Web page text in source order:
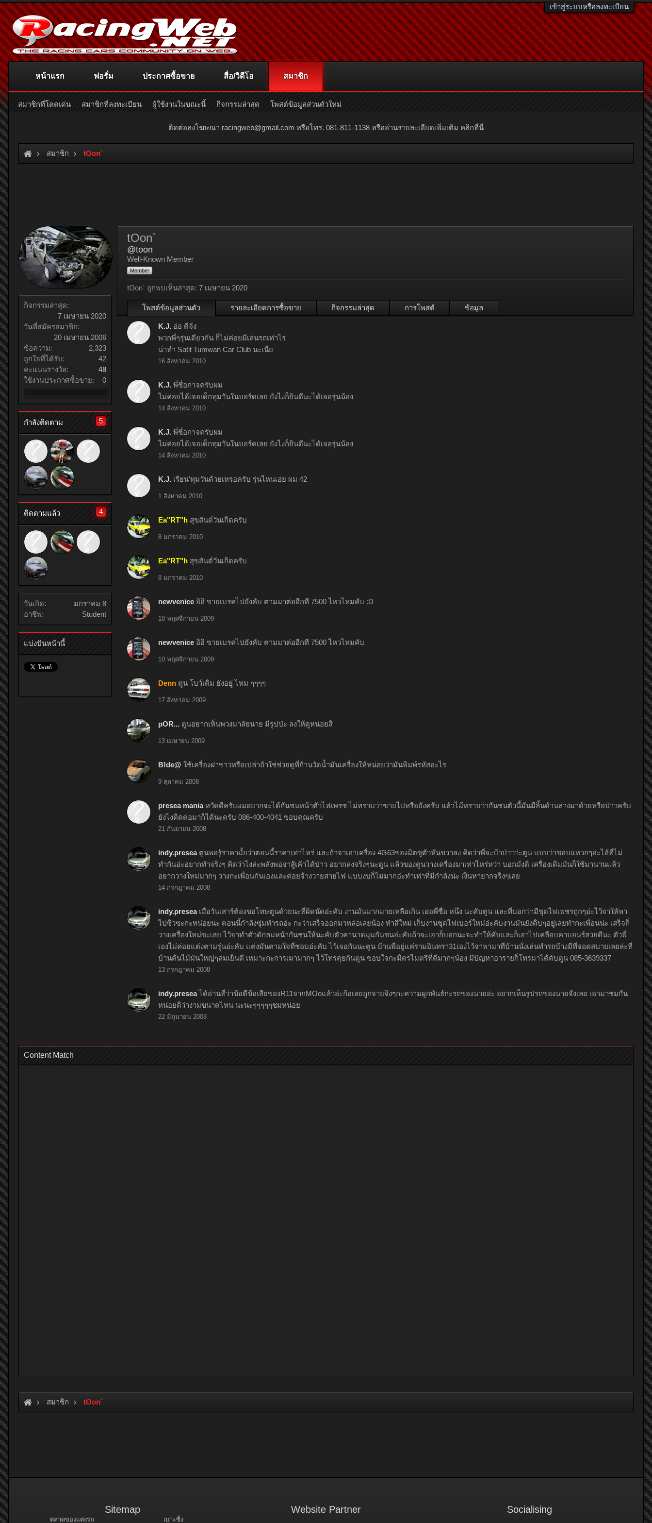
เข้าสู่ระบบหรือลงทะเบียน
ติดต่อลงโฆษณา racingweb@gmail.com หรือโทร. 081-811-1138 หรืออ่านรายละเอียดเพิ่มเติม คลิกที่นี่
สมาชิก tOon`
กิจกรรมล่าสุด:
7 เมษายน 2020
วันที่สมัครสมาชิก:
20 เมษายน 2006
ข้อความ:
2,323
ถูกใจที่ได้รับ:
42
คะแนนรางวัล:
48
ใช้งานประกาศซื้อขาย:
0
กำลังติดตาม 5
ติดตามแล้ว 4
วันเกิด:
มกราคม 8
อาชีพ:
Student
แบ่งปันหน้านี้
tOon`
@toon
Well-Known Member
Member
tOon` ถูกพบเห็นล่าสุด: 7 เมษายน 2020
โพสต์ข้อมูลส่วนตัว รายละเอียดการซื้อขาย กิจกรรมล่าสุด การโพสต์ ข้อมูล
K.J. อ่อ ดีจัง
พวกพี่ๆรุ่นเดียวกัน ก็ไม่ค่อยมีเล่นรถเท่าไร
น่าทำ Satit Tumwan Car Club นะเนี่ย
16 สิงหาคม 2010
K.J. พี่ชื่อกาจครับผม
ไม่ค่อยได้เจอเด็กทุมวันในบอร์ดเลย ยังไงก็ยินดีนะได้เจอรุ่นน้อง
14 สิงหาคม 2010
K.J. พี่ชื่อกาจครับผม
ไม่ค่อยได้เจอเด็กทุมวันในบอร์ดเลย ยังไงก็ยินดีนะได้เจอรุ่นน้อง
14 สิงหาคม 2010
K.J. เรียน'ทุมวันด้วยเหรอครับ รุ่นไหนเอ่ย ผม 42
1 สิงหาคม 2010
Ea"RT"h สุขสันต์วันเกิดครับ
8 มกราคม 2010
Ea"RT"h สุขสันต์วันเกิดครับ
8 มกราคม 2010
newvenice อิอิ ขายเบรคไปยังคับ ตามมาต่ออีกที 7500 ไหวไหมคับ :D
10 พฤศจิกายน 2009
newvenice อิอิ ขายเบรคไปยังคับ ตามมาต่ออีกที 7500 ไหวไหมคับ
10 พฤศจิกายน 2009
Denn ตูน โบว์เดิม ยังอยู่ ไหม ๆๆๆๆ
17 สิงหาคม 2009
pOR... ตูนอยากเห็นพวงมาลัยนาย มีรูปป่ะ ลงให้ดูหน่อยสิ
13 เมษายน 2009
B!de@ ใช้เครื่องฝาขาวหรือเปล่าถ้าใช่ช่วยดูที่ก้านวัดน้ำมันเครื่องให้หน่อยว่ามันพิมพ์รหัสอะไร
9 ตุลาคม 2008
presea mania หวัดดีครับผมอยากจะได้กันชนหน้าตัวไฟเพรช ไม่ทราบว่าฃายไปหรือยังครับ แล้วไม้หราบว่ากันชนตัวนี้มันมีลิ้นด้านล่างมาด้วยหรือป่าวครับ
ยังไงติดต่อมาก็ได้นะครับ 086-400-4041 ขอบคุณครับ
21 กันยายน 2008
indy.presea ตูนพอรู้ราคามั้ยว่าตอนนี้ราคาเท่าไหร่ และถ้าจาเอาเครื่อง 4G63ของมิตซูตัวหันขวาลง คิดว่าพี่จะบ้าป่าวว่ะตูน แบบว่าชอบแหวกๆอ่ะไอ้ที่ไม่
ทำกันอ่ะอยากทำจริงๆ คิดว่าไงล่ะพลังพอจาสู้เค้าได้ป่าว อยากลงจริงๆนะตูน แล้วของตูนวางเครื่องมาเท่าไหร่หว่า บอกมั่งดิ เครื่องเดิมมันก็ใช้มานานแล้ว
อยากวางใหม่มากๆ วางกะเพื่อนกันเองและค่อยจ้างวายสายไฟ แบบงบก็ไม่มากอ่ะทำเท่าที่มีกำลังน่ะ เงินหายากจริงๆเลย
14 กรกฎาคม 2008
indy.presea เมื่อวันเสาร์ต้องขอโทษตูนด้วยนะที่ผิดนัดอ่ะคับ งานมันมากมายเหลือเกิน เออพี่ชื่อ หนึ่ง นะคับตูน และที่บอกว่ามีชุดไฟเพชรถูกๆอ่ะไว้จาให้พา
ไปซิวซะกะหน่อยนะ ตอนนี้กำลังซุ่มทำรถอ่ะ กะว่าเสร็จออกมาหล่อเลยน้อง ทำสีใหม่ เก็บงานชุดไฟเบอร์ใหม่อ่ะคับงานมันยังดิบๆอยู่เลยทำกะเพื่อนน่ะ เสร็จก็
วางเครื่องใหม่ซะเลย ไว้จาทำตัวดักลมหน้ากันชนให้นะคับตัวคานาดมุมกันชนอ่ะคับถ้าจะเอาก็บอกนะจะทำให้คับและก็เอาไปเคลือบคาบอนร์สวยดีนะ ตัวพี่
เองไม่ค่อยแต่งตามรุ่นอ่ะคับ แต่งมันตามใจที่ชอบอ่ะคับ ไว้เจอกันนะตูน บ้านพี่อยู่แค่รามอินทรา31เองไว้จาพามาที่บ้านนั่งเล่นทำรถบ้างมีที่จอดสบายเลยล่ะที่
บ้านต้นไม้มันใหญ่ๆล่มเย็นดี เหมาะกะการเมามากๆ ไว้โทรคุยกันตูน ขอบใจกะมิตรไมตรีที่ดีมากๆน้อง มีปัญหาอารายก็โทรมาได้คับตูน 085-3639337
13 กรกฎาคม 2008
indy.presea ได้อ่านที่ว่าข้อดีข้อเสียของR11จากMOoแล้วอ่ะก้อเลยถูกจายจิงๆกะความผูกพันธ์กะรถของนายอ่ะ อยากเห็นรูปรถของนายจังเลย เอามาชมกัน
หน่อยดิว่างามขนาดไหน นะนะๆๆๆๆๆชมหน่อย
22 มิถุนายน 2008
Content Match
สมาชิก tOon`
หน้าแรก ฟอรั่ม ประกาศซื้อขาย สื่อ/วิดีโอ สมาชิก
สมาชิกที่โดดเด่น สมาชิกที่ลงทะเบียน ผู้ใช้งานในขณะนี้ กิจกรรมล่าสุด โพสต์ข้อมูลส่วนตัวใหม่
Sitemap
ตลาดของแต่งรถ เบาะซิ่ง
Website Partner Socialising